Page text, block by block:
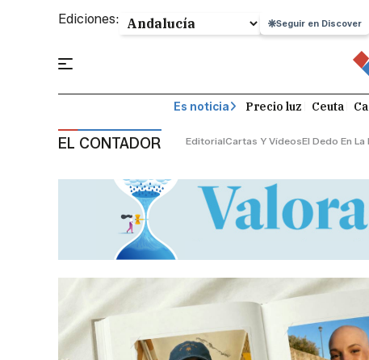
Ediciones: Seguir en Discover
Es noticia Precio luz Ceuta
EL CONTADOR EditorialCartas Y VídeosEl Dedo En La